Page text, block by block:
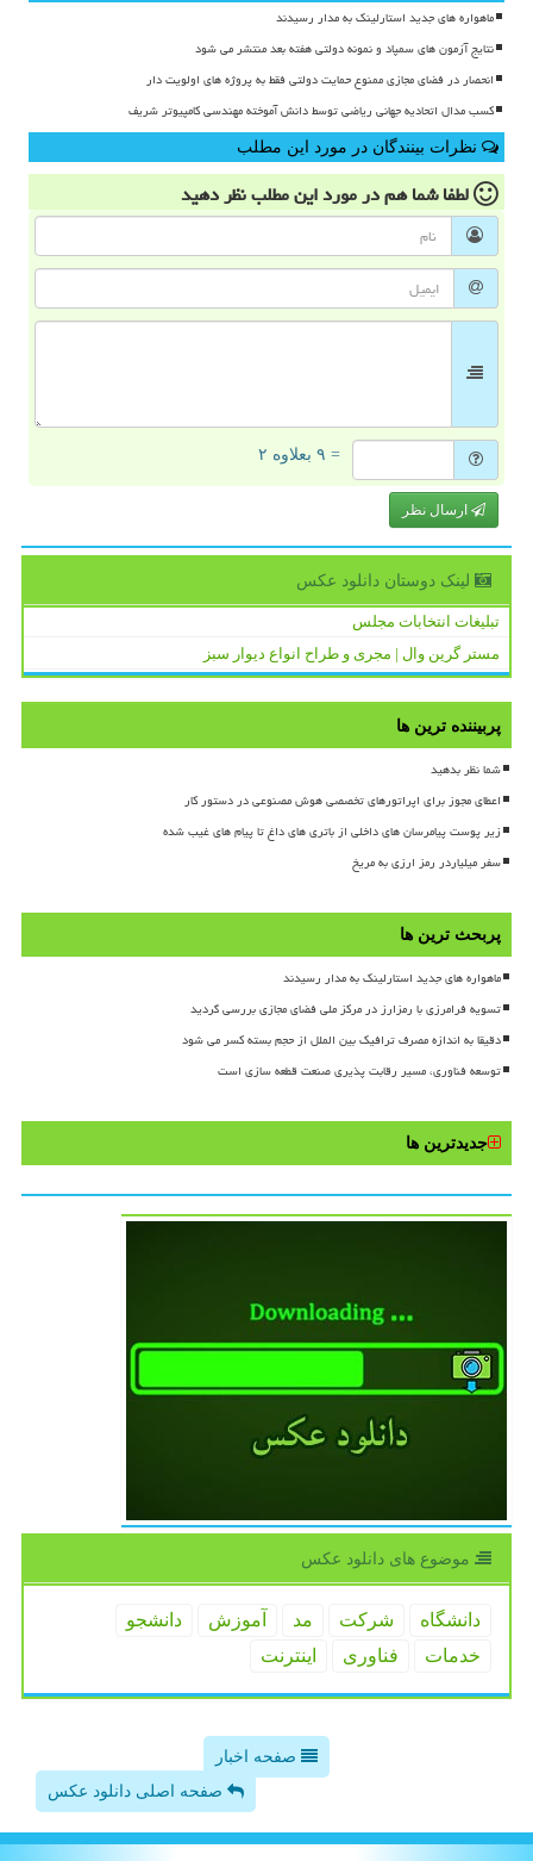
ماهواره های جدید استارلینک به مدار رسیدند
نتایج آزمون های سمپاد و نمونه دولتی هفته بعد منتشر می شود
انحصار در فضای مجازی ممنوع حمایت دولتی فقط به پروژه های اولویت دار
کسب مدال اتحادیه جهانی ریاضی توسط دانش آموخته مهندسی کامپیوتر شریف
نظرات بینندگان در مورد این مطلب
لطفا شما همدر مورد این مطلبنظر دهید
= ۹ بعلاوه ۲
ارسال نظر
لینک دوستان دانلود عكس
تبلیغات انتخابات مجلس
مستر گرین وال | مجری و طراح انواع دیوار سبز
پربیننده ترین ها
شما نظر بدهید
اعطای مجوز برای اپراتورهای تخصصی هوش مصنوعی در دستور کار
زیر پوست پیامرسان های داخلی از باتری های داغ تا پیام های غیب شده
سفر میلیاردر رمز ارزی به مریخ
پربحث ترین ها
ماهواره های جدید استارلینک به مدار رسیدند
تسویه فرامرزی با رمزارز در مرکز ملی فضای مجازی بررسی گردید
دقیقا به اندازه مصرف ترافیک بین الملل از حجم بسته کسر می شود
توسعه فناوری، مسیر رقابت پذیری صنعت قطعه سازی است
جدیدترین ها
موضوع های دانلود عكس
دانشگاه شركت مد آموزش
دانشجو
خدمات
فناوری اینترنت
صفحه اخبار
صفحه اصلی دانلود عکس